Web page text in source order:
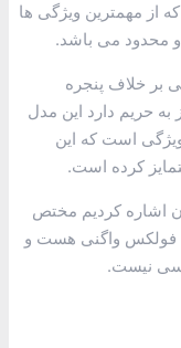
از مهمترین ویژگی ها
و محدود می باشد.
بر خلاف پنجره
به حریم دارد این مدل
ویژگی است که این
کرده است.
آن اشاره کردیم مختص
فولکس واگنی هست و
سی نیست.